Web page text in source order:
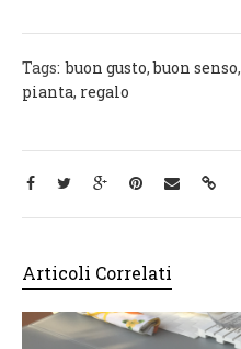
Tags: buon gusto,buon senso,
pianta, regalo
Articoli Correlati